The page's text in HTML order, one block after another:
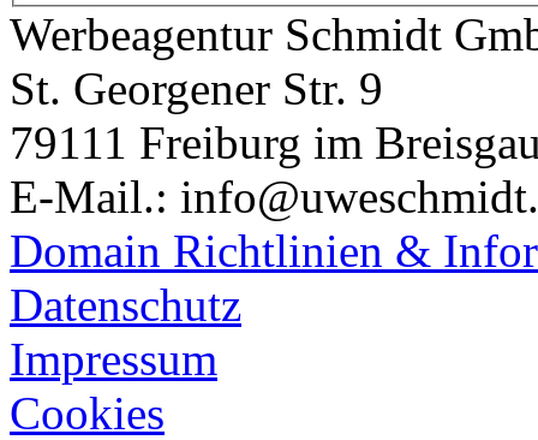
Werbeagentur Schmidt
St. Georgener Str. 9
79111 Freiburg im
E-Mail.:
Domain Richtlinien &
Datenschutz
Impressum
Cookies